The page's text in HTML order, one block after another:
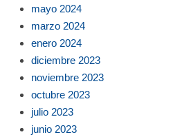
mayo 2024
marzo 2024
enero 2024
diciembre 2023
noviembre 2023
octubre 2023
julio 2023
junio 2023